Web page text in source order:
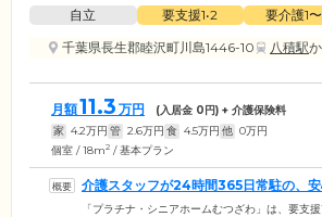
自立 要支援1•2 要介護1
千葉県長生郡睦沢町川島1446-10
八積駅
月額11.3 万円 (入居金 0円) + 介護保険料
家 4.2万円 管 2.6万円 食 4.5万円 他 0万円
個室 / 18m2 / 基本プラン
介護スタッフが24時間365日常駐の、安
供しています
「プラチナ・シニアホームむつざわ」は、要支